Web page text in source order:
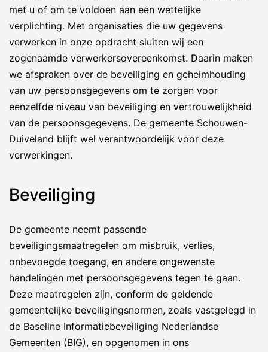
met u of om te voldoen aan een wettelijke
verplichting. Met organisaties die uw gegevens
verwerken in onze opdracht sluiten wij een
zogenaamde verwerkersovereenkomst. Daarin maken
we afspraken over de beveiliging en geheimhouding
van uw persoonsgegevens om te zorgen voor
eenzelfde niveau van beveiliging en vertrouwelijkheid
van de persoonsgegevens. De gemeente Schouwen-
Duiveland blijft wel verantwoordelijk voor deze
verwerkingen.
Beveiliging
De gemeente neemt passende
beveiligingsmaatregelen om misbruik, verlies,
onbevoegde toegang, en andere ongewenste
handelingen met persoonsgegevens tegen te gaan.
Deze maatregelen zijn, conform de geldende
gemeentelijke beveiligingsnormen, zoals vastgelegd in
de Baseline Informatiebeveiliging Nederlandse
Gemeenten (BIG), en opgenomen in ons